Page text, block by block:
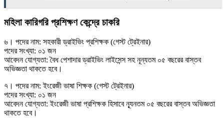
মহিলা কারিগরি প্রশিক্ষণ কেন্দ্রে চাকরি
৬। পদের নাম: সহকারী ড্রাইভিং প্রশিক্ষক (গেস্ট ট্রেইনার)
পদের সংখ্যা: ০১ জন
আবেদন যোগ্যতা: বৈধ পেশাদার ড্রাইভিং লাইসেন্স সহ নূন্যতম ০৫ বছরের বাস্তব
অভিজ্ঞতা থাকতে হবে।
৭। পদের নাম: ইংরেজী ভাষা শিক্ষক (গেস্ট ট্রেইনার)
পদের সংখ্যা: ০১ জন
আবেদন যোগ্যতা: ইংরেজী ভাষা প্রশিক্ষক হিসাবে ন্যূনতম ০৫ বছরের বাস্তব অভিজ্ঞতা
থাকতে হবে।